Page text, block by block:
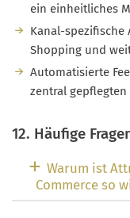
ein einheitliches
Kanal-spezifische
Shopping und
Automatisierte
zentral gepflegten
12. Häufige
Warum ist
Commerce so